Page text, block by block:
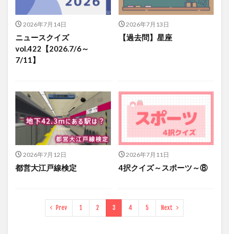
2026年7月14日
ニュースクイズ
vol.422【2026.7/6～
7/11】
2026年7月13日
【過去問】星座
2026年7月12日
都営大江戸線検定
2026年7月11日
4択クイズ～スポーツ～⑧
Prev 1 2 3 4 5 Next